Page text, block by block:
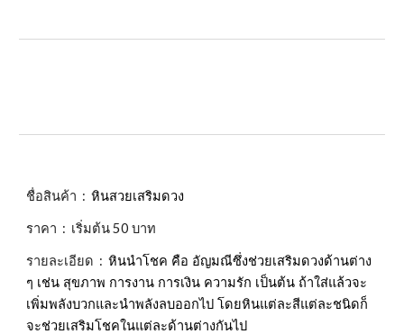
ชื่อสินค้า :หินสวยเสริมดวง
ราคา : เริ่มต้น 50 บาท
รายละเอียด :หินนำโชค คือ อัญมณีซึ่งช่วยเสริมดวงด้านต่าง
ๆ เช่น สุขภาพ การงาน การเงิน ความรัก เป็นต้น ถ้าใส่แล้วจะ
เพิ่มพลังบวกและนำพลังลบออกไป โดยหินแต่ละสีแต่ละชนิดก็
จะช่วยเสริมโชคในแต่ละด้านต่างกันไป